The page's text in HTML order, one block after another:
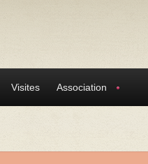
Visites Association